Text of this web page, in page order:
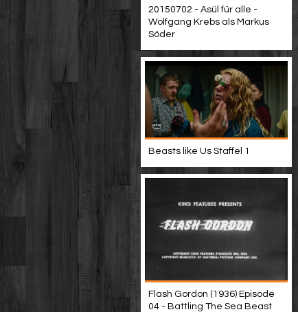
20150702 - Asül für alle -
Wolfgang Krebs als Markus
Söder
Beasts like Us Staffel 1
Flash Gordon (1936) Episode
04 - Battling The Sea Beast